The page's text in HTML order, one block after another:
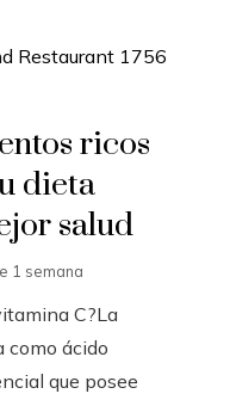
ricos
dieta
salud
1 semana
C?La
como ácido
que posee